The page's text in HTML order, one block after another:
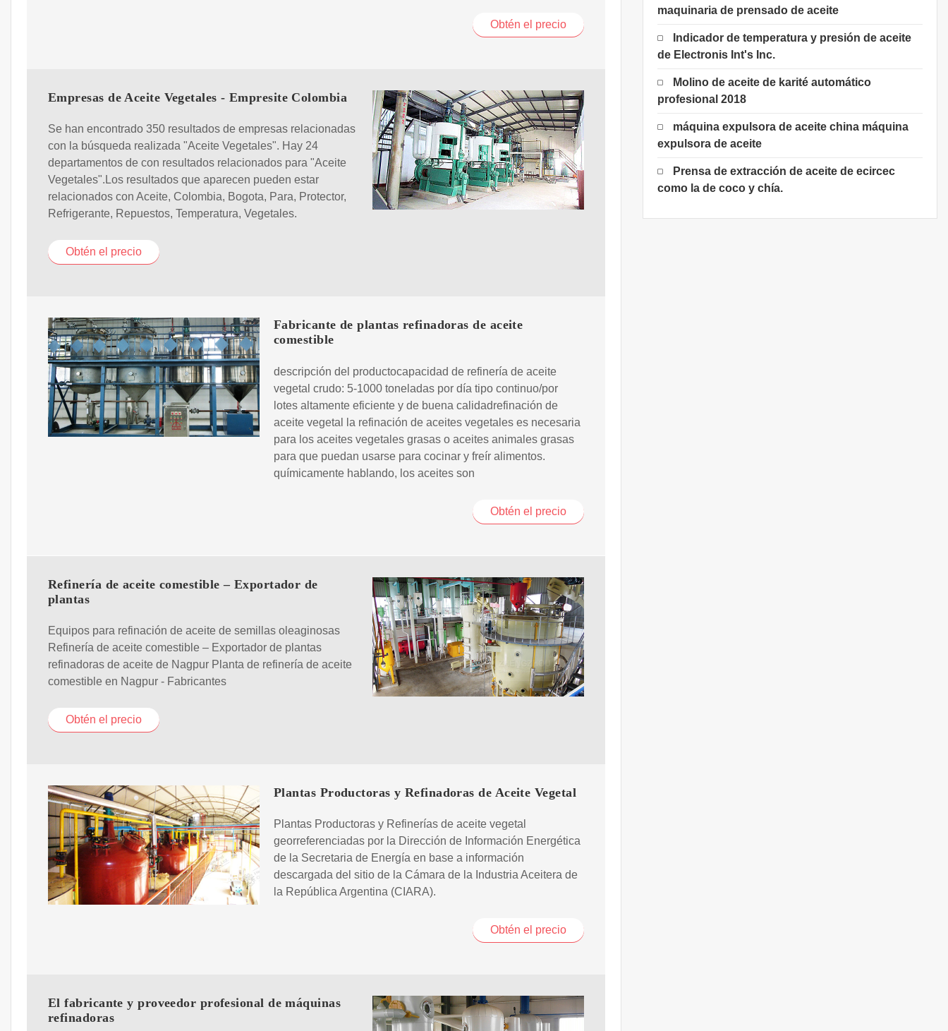
Obtén el precio
Empresas de Aceite Vegetales - Empresite Colombia
Se han encontrado 350 resultados de empresas relacionadas
con la búsqueda realizada "Aceite Vegetales". Hay 24
departamentos de con resultados relacionados para "Aceite
Vegetales".Los resultados que aparecen pueden estar
relacionados con Aceite, Colombia, Bogota, Para, Protector,
Refrigerante, Repuestos, Temperatura, Vegetales.
Obtén el precio
Fabricante de plantas refinadoras de aceite
comestible
descripción del productocapacidad de refinería de aceite
vegetal crudo: 5-1000 toneladas por día tipo continuo/por
lotes altamente eficiente y de buena calidadrefinación de
aceite vegetal la refinación de aceites vegetales es necesaria
para los aceites vegetales grasas o aceites animales grasas
para que puedan usarse para cocinar y freír alimentos.
químicamente hablando, los aceites son
Obtén el precio
Refinería de aceite comestible – Exportador de
plantas
Equipos para refinación de aceite de semillas oleaginosas
Refinería de aceite comestible – Exportador de plantas
refinadoras de aceite de Nagpur Planta de refinería de aceite
comestible en Nagpur - Fabricantes
Obtén el precio
Plantas Productoras y Refinadoras de Aceite Vegetal
Plantas Productoras y Refinerías de aceite vegetal
georreferenciadas por la Dirección de Información Energética
de la Secretaria de Energía en base a información
descargada del sitio de la Cámara de la Industria Aceitera de
la República Argentina (CIARA).
Obtén el precio
El fabricante y proveedor profesional de máquinas
refinadoras
maquinaria de prensado de aceite
Indicador de temperatura y presión de aceite
de Electronis Int's Inc.
Molino de aceite de karité automático
profesional 2018
máquina expulsora de aceite china máquina
expulsora de aceite
Prensa de extracción de aceite de ecircec
como la de coco y chía.